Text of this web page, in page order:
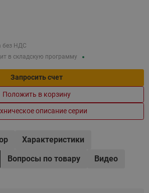
без НДС
в складскую программу
Запросить счет
Положить в корзину
описание серии
Характеристики
Вопросы по товару Видео